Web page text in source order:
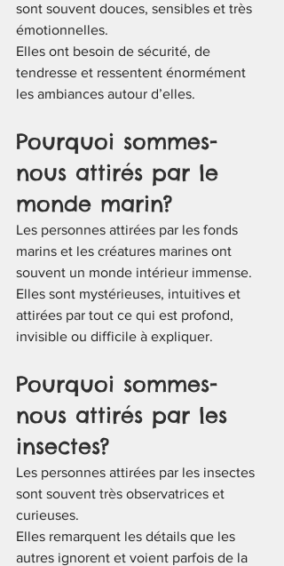
sont souvent douces, sensibles et très
émotionnelles.
Elles ont besoin de sécurité, de
tendresse et ressentent énormément
les ambiances autour d’elles.
Pourquoi sommes-
nous attirés par le
monde marin?
Les personnes attirées par les fonds
marins et les créatures marines ont
souvent un monde intérieur immense.
Elles sont mystérieuses, intuitives et
attirées par tout ce qui est profond,
invisible ou difficile à expliquer.
Pourquoi sommes-
nous attirés par les
insectes?
Les personnes attirées par les insectes
sont souvent très observatrices et
curieuses.
Elles remarquent les détails que les
autres ignorent et voient parfois de la